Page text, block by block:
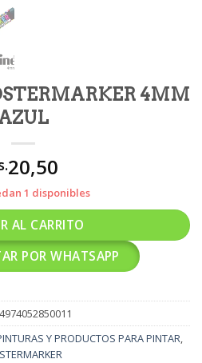
4MM
20,50
1 disponibles
AL CARRITO
POR WHATSAPP
4974052850011
Y PRODUCTOS PARA PINTAR,